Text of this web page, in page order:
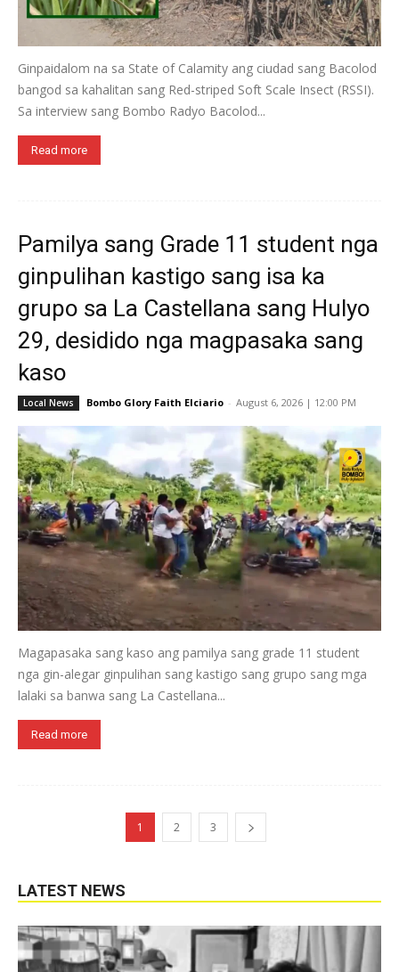
Ginpaidalom na sa State of Calamity ang ciudad sang Bacolod
bangod sa kahalitan sang Red-striped Soft Scale Insect (RSSI).
Sa interview sang Bombo Radyo Bacolod...
Read more
Pamilya sang Grade 11 student nga
ginpulihan kastigo sang isa ka
grupo sa La Castellana sang Hulyo
29, desidido nga magpasaka sang
kaso
Local News Bombo Glory Faith Elciario - August 6, 2026 | 12:00 PM
Magapasaka sang kaso ang pamilya sang grade 11 student
nga gin-alegar ginpulihan sang kastigo sang grupo sang mga
lalaki sa banwa sang La Castellana...
Read more
1 2 3
LATEST NEWS